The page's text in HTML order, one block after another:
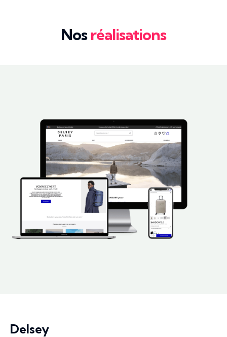
Nosréalisations
Delsey